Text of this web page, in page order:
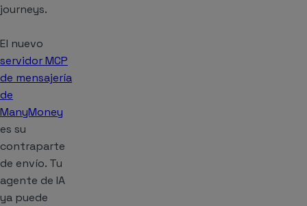
journeys.
El nuevo
servidor MCP
de mensajería
de
ManyMoney
es su
contraparte
de envío. Tu
agente de IA
ya puede